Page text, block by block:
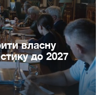
власну
до 2027